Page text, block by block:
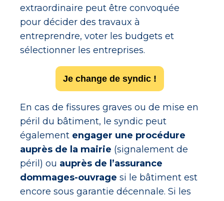
extraordinaire peut être convoquée
pour décider des travaux à
entreprendre, voter les budgets et
sélectionner les entreprises.
Je change de syndic !
En cas de fissures graves ou de mise en
péril du bâtiment, le syndic peut
également engager une procédure
auprès de la mairie (signalement de
péril) ou auprès de l’assurance
dommages-ouvrage si le bâtiment est
encore sous garantie décennale. Si les